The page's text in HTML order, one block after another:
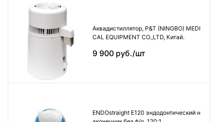
Аквадистиллятор, P&T (NINGBO) MEDI
CAL EQUIPMENT CO.,LTD, Китай.
9 900 руб./шт
ENDOstraight E120 эндодонтический н